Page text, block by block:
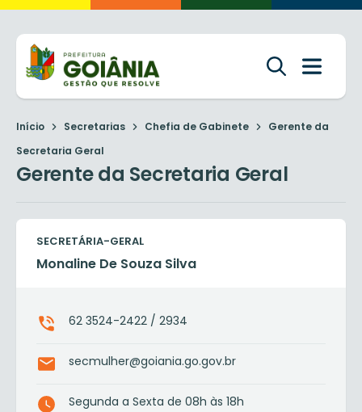
Início Secretarias Chefia de Gabinete
Gerente da
Secretaria Geral
Gerente da Secretaria Geral
SECRETÁRIA-GERAL
Monaline De Souza Silva
62 3524-2422 / 2934
secmulher@goiania.go.gov.br
Segunda a Sexta de 08h às 18h